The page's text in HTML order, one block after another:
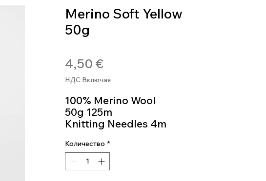
Merino Soft Yellow
50g
4,50 €Цена
НДС Включая
100% Merino Wool
50g 125m
Knitting Needles 4m
Количество *